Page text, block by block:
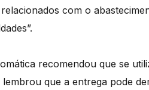
com o
recomendou que se
lembrou que a entrega pode